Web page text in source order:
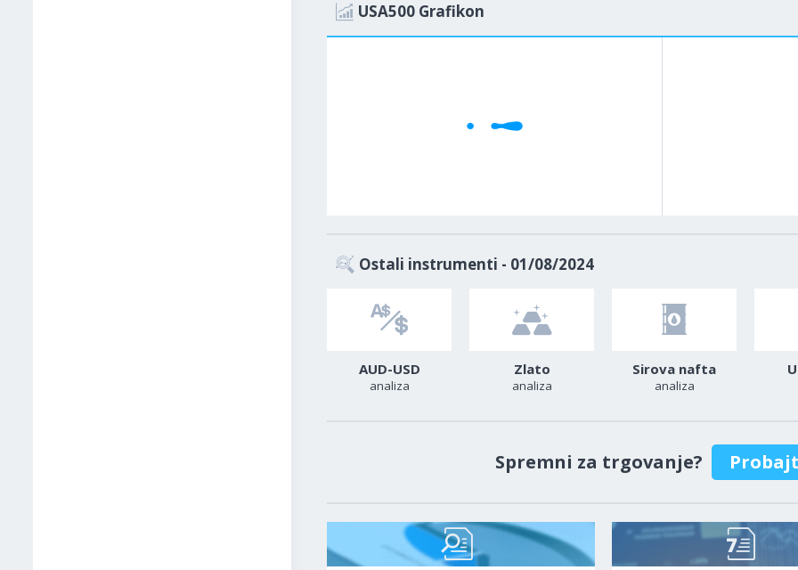
USA500 Grafikon
Ostali instrumenti - 01/08/2024
AUD-USD
analiza
Zlato
analiza
Sirova nafta
analiza
Spremni za trgovanje?